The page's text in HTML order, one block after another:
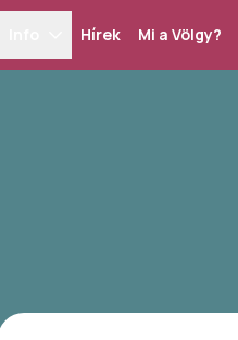
Hírek Mi a Völgy?